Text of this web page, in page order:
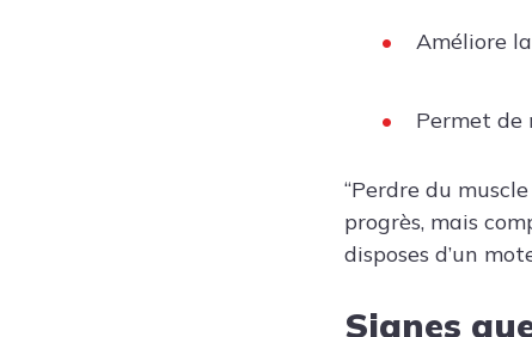
Améliore
Permet de
“Perdre du
progrès, mais
disposes d’un
Signes